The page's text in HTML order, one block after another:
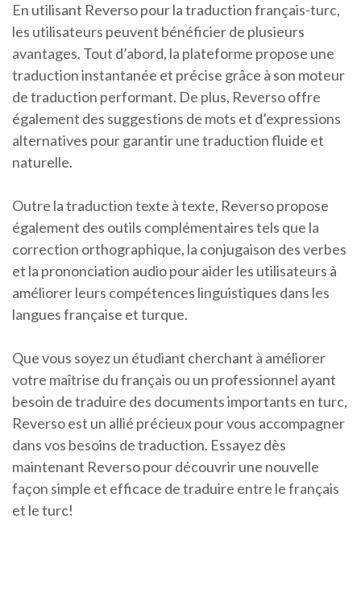
En utilisant Reverso pour la traduction français-turc,
les utilisateurs peuvent bénéficier de plusieurs
avantages. Tout d’abord, la plateforme propose une
traduction instantanée et précise grâce à son moteur
de traduction performant. De plus, Reverso offre
également des suggestions de mots et d’expressions
alternatives pour garantir une traduction fluide et
naturelle.
Outre la traduction texte à texte, Reverso propose
également des outils complémentaires tels que la
correction orthographique, la conjugaison des verbes
et la prononciation audio pour aider les utilisateurs à
améliorer leurs compétences linguistiques dans les
langues française et turque.
Que vous soyez un étudiant cherchant à améliorer
votre maîtrise du français ou un professionnel ayant
besoin de traduire des documents importants en turc,
Reverso est un allié précieux pour vous accompagner
dans vos besoins de traduction. Essayez dès
maintenant Reverso pour découvrir une nouvelle
façon simple et efficace de traduire entre le français
et le turc!